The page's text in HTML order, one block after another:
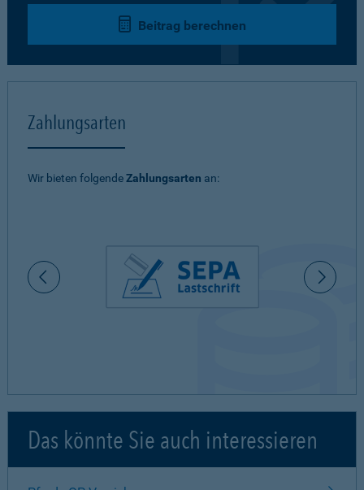
Beitrag berechnen
Zahlungsarten
Wir bieten folgendeZahlungsarten an:
Das könnte Sie auch interessieren